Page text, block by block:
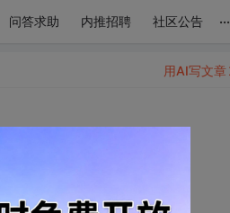
问答求助 内推招聘 社区公告 ...
用AI写文章